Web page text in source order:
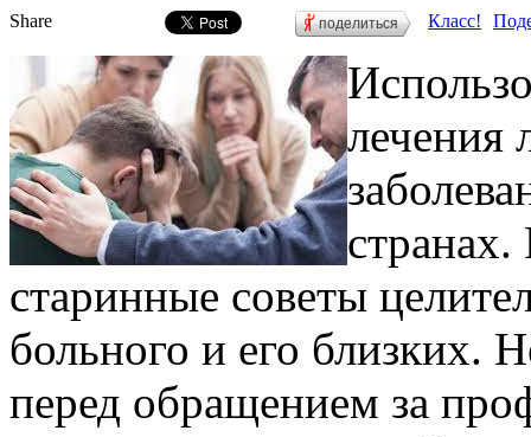
Share поделиться Класс!
лечения
старинные советы
больного и его близких.
перед обращением за